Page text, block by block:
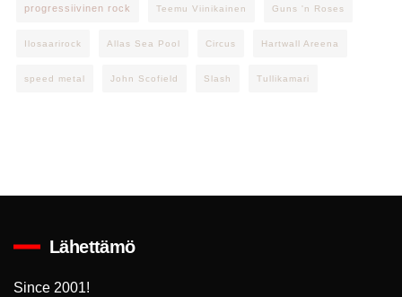
progressiivinen rock Teemu Viinikainen Guns 'n Roses
Ilosaarirock Allas Sea Pool Circus Hartwall Areena
speed metal John Scofield Slash Tullikamari
Lähettämö
Since 2001!